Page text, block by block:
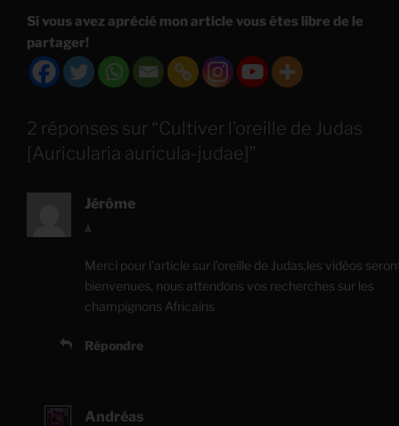
Si vous avez aprécié mon article vous êtes libre de le
partager!
2 réponses sur “Cultiver l’oreille de Judas
[Auricularia auricula-judae]”
Jérôme
À
Merci pour l’article sur l’oreille de Judas,les vidéos
bienvenues, nous attendons vos recherches sur les
champignons Africains
Répondre
Andréas